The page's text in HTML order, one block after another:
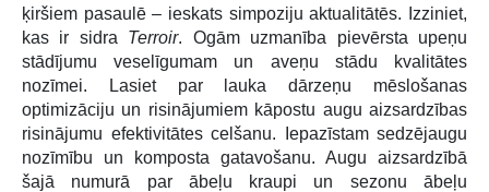
ķiršiem pasaulē – ieskats simpoziju aktualitātēs. Izziniet,
kas ir sidra Terroir. Ogām uzmanība pievērsta upeņu
stādījumu veselīgumam un aveņu stādu kvalitātes
nozīmei. Lasiet par lauka dārzeņu mēslošanas
optimizāciju un risinājumiem kāpostu augu aizsardzības
risinājumu efektivitātes celšanu. Iepazīstam sedzējaugu
nozīmību un komposta gatavošanu. Augu aizsardzībā
šajā numurā par ābeļu kraupi un sezonu ābeļu